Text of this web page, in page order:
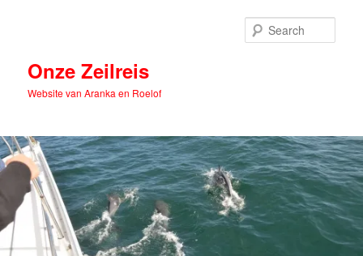
Onze Zeilreis
Website van Aranka en Roelof